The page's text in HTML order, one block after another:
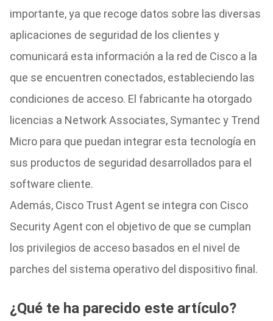
importante, ya que recoge datos sobre las diversas
aplicaciones de seguridad de los clientes y
comunicará esta información a la red de Cisco a la
que se encuentren conectados, estableciendo las
condiciones de acceso. El fabricante ha otorgado
licencias a Network Associates, Symantec y Trend
Micro para que puedan integrar esta tecnología en
sus productos de seguridad desarrollados para el
software cliente.
Además, Cisco Trust Agent se integra con Cisco
Security Agent con el objetivo de que se cumplan
los privilegios de acceso basados en el nivel de
parches del sistema operativo del dispositivo final.
¿Qué te ha parecido este artículo?